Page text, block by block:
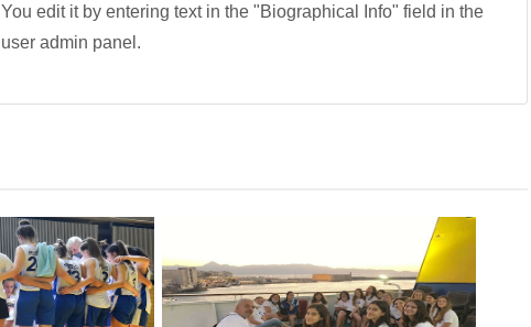
You edit it by entering text in the "Biographical Info" field in the
user admin panel.